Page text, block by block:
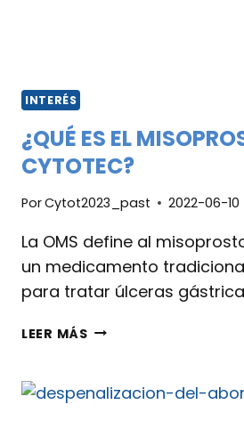
INTERÉS
¿QUÉ ES EL
CYTOTEC?
PorCytot2023_past 2022-06-10
La OMS define al
un medicamento
para tratar úlceras
LEER MÁS